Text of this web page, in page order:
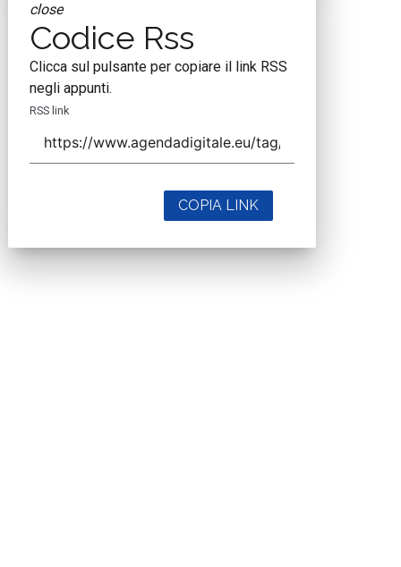
close
Codice Rss
Clicca sul pulsante per copiare il link RSS
negli appunti.
RSS link
COPIA LINK